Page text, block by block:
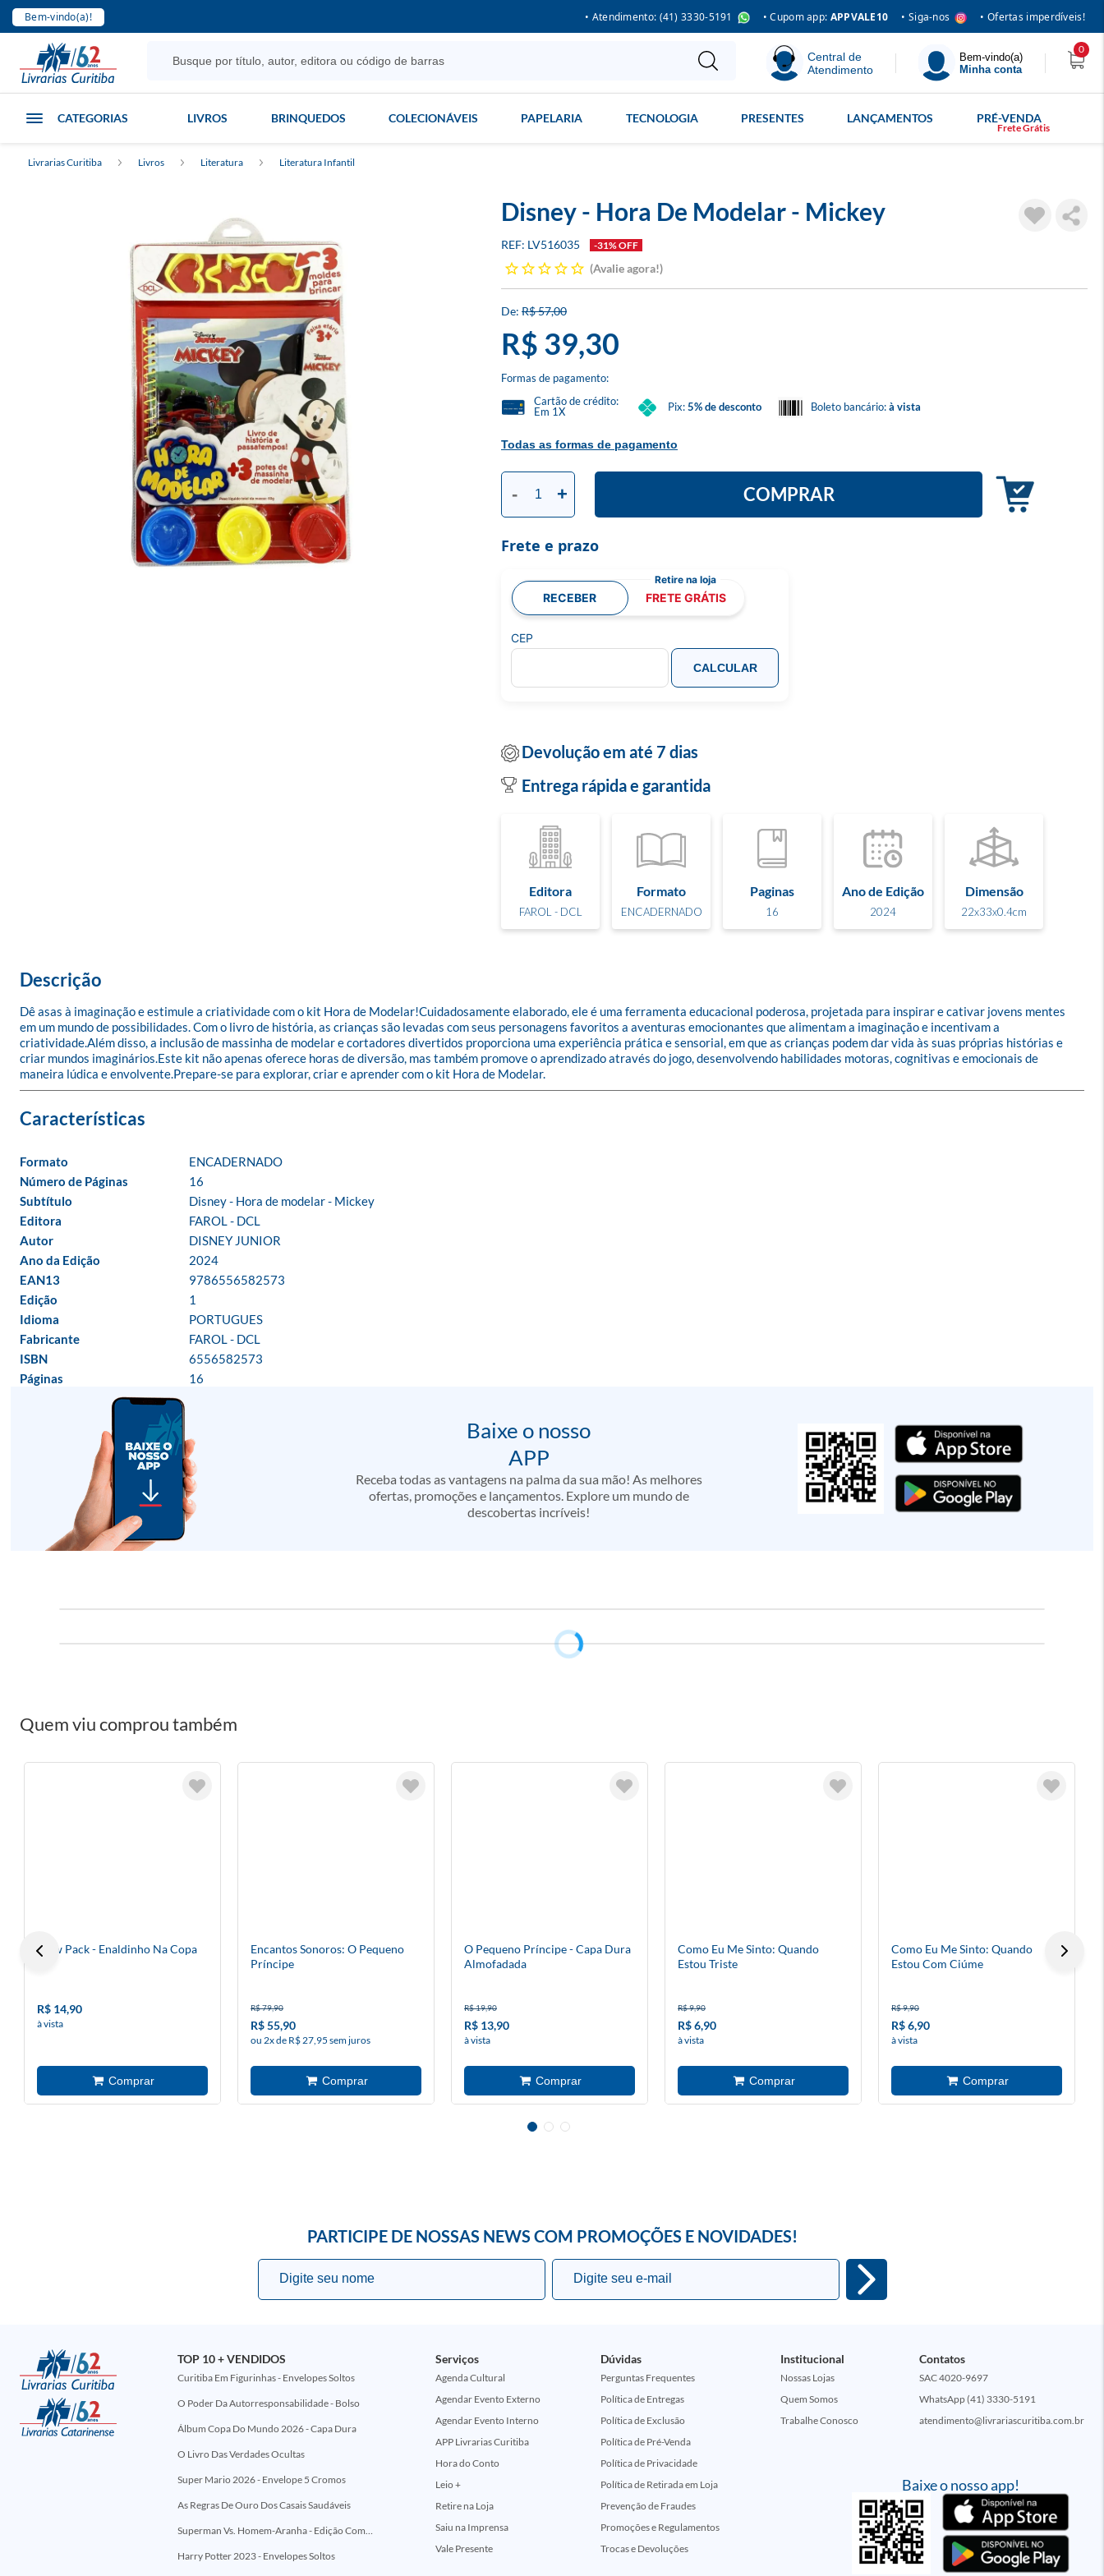
Bem-vindo(a)! • Atendimento: (41) 3330-5191 • Cupom app: APPVALE10 • Siga-nos • Ofertas imperdíveis!
Central de
Atendimento
Bem-vindo(a)
Minha conta
0
CATEGORIAS LIVROS BRINQUEDOS COLECIONÁVEIS PAPELARIA TECNOLOGIA PRESENTES LANÇAMENTOS PRÉ-VENDA
Livrarias Curitiba Livros Literatura Literatura Infantil
Disney - Hora De Modelar - Mickey
LV516035 -31% OFF
Avalie agora!
R$ 57,00
R$ 39,30
Formas de pagamento:
Todas as formas de pagamento
Cartão de crédito:
Em 1X
Pix:5% de desconto Boleto bancário:à vista
- + COMPRAR
Frete e prazo
RECEBER FRETE GRÁTIS
CEP
CALCULAR
Devolução em até 7 dias
Entrega rápida e garantida
Editora
FAROL - DCL
Formato
ENCADERNADO
Paginas
16
Ano de Edição
2024
Dimensão
22x33x0.4cm
Descrição
Dê asas à imaginação e estimule a criatividade com o kit Hora de Modelar!Cuidadosamente elaborado, ele é uma ferramenta educacional poderosa, projetada para inspirar e cativar jovens mentes
em um mundo de possibilidades. Com o livro de história, as crianças são levadas com seus personagens favoritos a aventuras emocionantes que alimentam a imaginação e incentivam a
criatividade.Além disso, a inclusão de massinha de modelar e cortadores divertidos proporciona uma experiência prática e sensorial, em que as crianças podem dar vida às suas próprias histórias e
criar mundos imaginários.Este kit não apenas oferece horas de diversão, mas também promove o aprendizado através do jogo, desenvolvendo habilidades motoras, cognitivas e emocionais de
maneira lúdica e envolvente.Prepare-se para explorar, criar e aprender com o kit Hora de Modelar.
Formato
ENCADERNADO
Número de Páginas
16
Subtítulo
Disney - Hora de modelar - Mickey
Editora
FAROL - DCL
Autor
DISNEY JUNIOR
Ano da Edição
2024
EAN13
9786556582573
Edição
1
Idioma
PORTUGUES
Fabricante
FAROL - DCL
ISBN
6556582573
Páginas
16
Baixe o nosso
APP
Receba todas as vantagens na palma da sua mão! As melhores
ofertas, promoções e lançamentos. Explore um mundo de
descobertas incríveis!
Quem viu comprou também
Flow Pack - Enaldinho Na Copa
R$ 14,90
à vista
Encantos Sonoros: O Pequeno
Príncipe
R$ 79,90
R$ 55,90
ou 2x de R$ 27,95 sem juros
O Pequeno Príncipe - Capa Dura
Almofadada
R$ 19,90
R$ 13,90
à vista
Como Eu Me Sinto: Quando
Estou Triste
R$ 9,90
R$ 6,90
à vista
Como Eu Me Sinto: Quando
Estou Com Ciúme
R$ 9,90
R$ 6,90
à vista
PARTICIPE DE NOSSAS NEWS COM PROMOÇÕES E NOVIDADES!
Baixe o nosso app!
TOP 10 + VENDIDOS
Curitiba Em Figurinhas - Envelopes Soltos
O Poder Da Autorresponsabilidade - Bolso
Álbum Copa Do Mundo 2026 - Capa Dura
O Livro Das Verdades Ocultas
Super Mario 2026 - Envelope 5 Cromos
As Regras De Ouro Dos Casais Saudáveis
Superman Vs. Homem-Aranha - Edição Comemorativa 50 Anos (Encontros Clássicos Dc E Marvel)
Harry Potter 2023 - Envelopes Soltos
Serviços
Agenda Cultural
Agendar Evento Externo
Agendar Evento Interno
APP Livrarias Curitiba
Hora do Conto
Leio +
Retire na Loja
Saiu na Imprensa
Vale Presente
Dúvidas
Perguntas Frequentes
Política de Entregas
Política de Exclusão
Política de Pré-Venda
Política de Privacidade
Política de Retirada em Loja
Prevenção de Fraudes
Promoções e Regulamentos
Trocas e Devoluções
Institucional
Nossas Lojas
Quem Somos
Trabalhe Conosco
Contatos
SAC 4020-9697
WhatsApp (41) 3330-5191
atendimento@livrariascuritiba.com.br